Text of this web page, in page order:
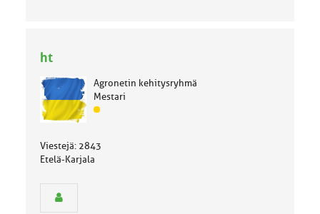
ht
Agronetin kehitysryhmä
Mestari
J
e
Viestejä: 2843
Etelä-Karjala